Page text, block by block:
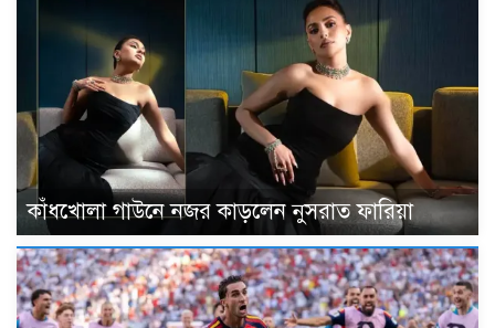
কাঁধখোলা গাউনে নজর কাড়লেন নুসরাত ফারিয়া